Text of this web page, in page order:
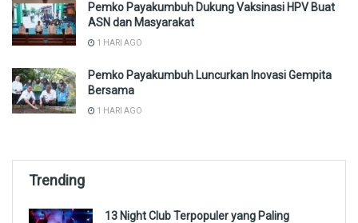
Pemko Payakumbuh Dukung Vaksinasi HPV Buat
ASN dan Masyarakat
1 HARI AGO
Pemko Payakumbuh Luncurkan Inovasi Gempita
Bersama
1 HARI AGO
Trending
13 Night Club Terpopuler yang Paling